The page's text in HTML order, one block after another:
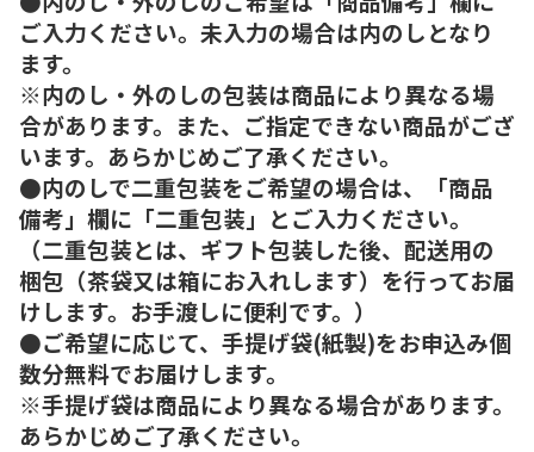
ご入力ください。未入力の場合は内のしとなり
ます。
※内のし・外のしの包装は商品により異なる場
合があります。また、ご指定できない商品がござ
います。あらかじめご了承ください。
●内のしで二重包装をご希望の場合は、「商品
備考」欄に「二重包装」とご入力ください。
（二重包装とは、ギフト包装した後、配送用の
梱包（茶袋又は箱にお入れします）を行ってお届
けします。お手渡しに便利です。）
●ご希望に応じて、手提げ袋(紙製)をお申込み個
数分無料でお届けします。
※手提げ袋は商品により異なる場合があります。
あらかじめご了承ください。